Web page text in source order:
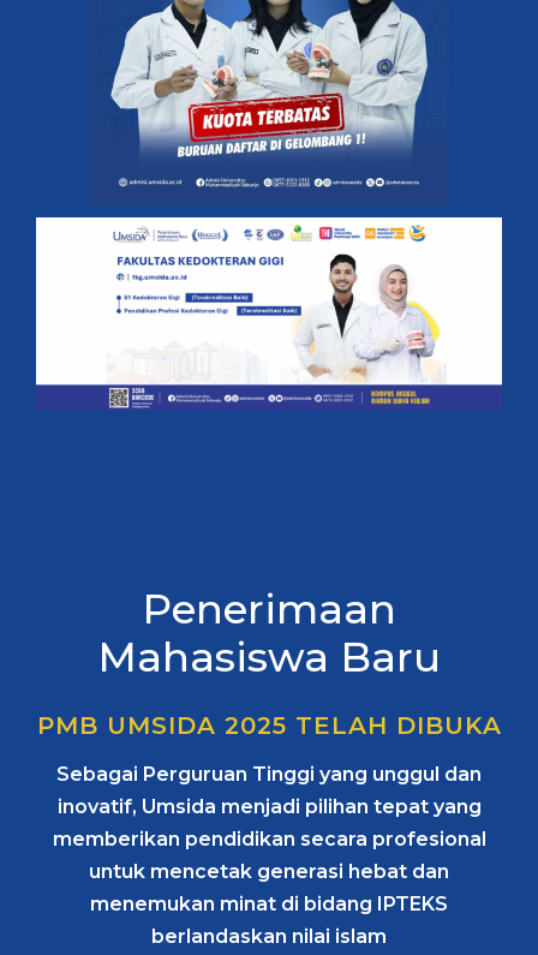
Penerimaan
Mahasiswa Baru
PMB UMSIDA 2025 TELAH DIBUKA
Sebagai Perguruan Tinggi yang unggul dan
inovatif, Umsida menjadi pilihan tepat yang
memberikan pendidikan secara profesional
untuk mencetak generasi hebat dan
menemukan minat di bidang IPTEKS
berlandaskan nilai islam